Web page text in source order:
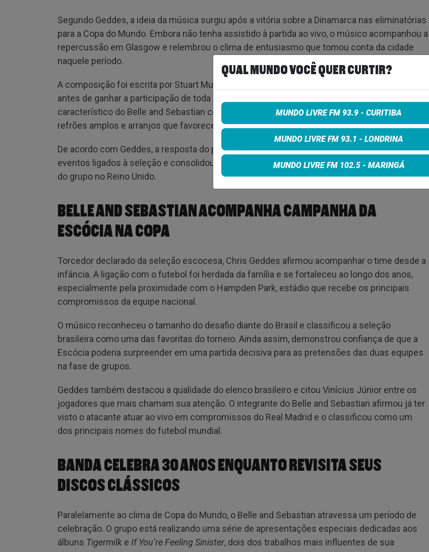
Segundo Geddes, a ideia da música surgiu após a vitória sobre a Dinamarca nas eliminatórias
para a Copa do Mundo. Embora não tenha assistido à partida ao vivo, o músico acompanhou a
repercussão em Glasgow e relembrou o clima de entusiasmo que tomou conta da cidade
naquele período.
A composição foi escrita por Stuart Murdoch e inicialmente surgiu como um projeto paralelo
antes de ganhar a participação de toda a banda. O resultado mistura elementos do indie pop
característico do Belle and Sebastian com a estrutura de um hino esportivo, apostando em
refrões amplos e arranjos que favorecem o canto coletivo.
De acordo com Geddes, a resposta do público foi imediata. A música passou a ser tocada em
eventos ligados à seleção e consolidou sua popularidade durante apresentações recentes
do grupo no Reino Unido.
BELLE AND SEBASTIAN ACOMPANHA CAMPANHA DA
ESCÓCIA NA COPA
Torcedor declarado da seleção escocesa, Chris Geddes afirmou acompanhar o time desde a
infância. A ligação com o futebol foi herdada da família e se fortaleceu ao longo dos anos,
especialmente pela proximidade com o Hampden Park, estádio que recebe os principais
compromissos da equipe nacional.
O músico reconheceu o tamanho do desafio diante do Brasil e classificou a seleção
brasileira como uma das favoritas do torneio. Ainda assim, demonstrou confiança de que a
Escócia poderia surpreender em uma partida decisiva para as pretensões das duas equipes
na fase de grupos.
Geddes também destacou a qualidade do elenco brasileiro e citou Vinícius Júnior entre os
jogadores que mais chamam sua atenção. O integrante do Belle and Sebastian afirmou já ter
visto o atacante atuar ao vivo em compromissos do Real Madrid e o classificou como um
dos principais nomes do futebol mundial.
BANDA CELEBRA 30 ANOS ENQUANTO REVISITA SEUS
DISCOS CLÁSSICOS
Paralelamente ao clima de Copa do Mundo, o Belle and Sebastian atravessa um período de
celebração. O grupo está realizando uma série de apresentações especiais dedicadas aos
álbuns Tigermilk e If You’re Feeling Sinister, dois dos trabalhos mais influentes de sua
QUAL MUNDO VOCÊ QUER CURTIR?
MUNDO LIVRE FM 93.9 - CURITIBA
MUNDO LIVRE FM 93.1 - LONDRINA
MUNDO LIVRE FM 102.5 - MARINGÁ